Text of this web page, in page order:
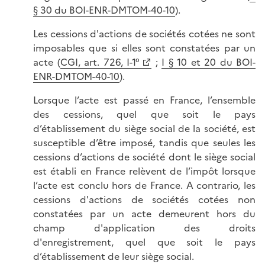
§ 30 du BOI-ENR-DMTOM-40-10).
Les cessions d'actions de sociétés cotées ne sont
imposables que si elles sont constatées par un
acte (CGI, art. 726, I-1° ; I § 10 et 20 du BOI-
ENR-DMTOM-40-10).
Lorsque l’acte est passé en France, l’ensemble
des cessions, quel que soit le pays
d’établissement du siège social de la société, est
susceptible d’être imposé, tandis que seules les
cessions d’actions de société dont le siège social
est établi en France relèvent de l’impôt lorsque
l’acte est conclu hors de France. A contrario, les
cessions d'actions de sociétés cotées non
constatées par un acte demeurent hors du
champ d'application des droits
d'enregistrement, quel que soit le pays
d’établissement de leur siège social.